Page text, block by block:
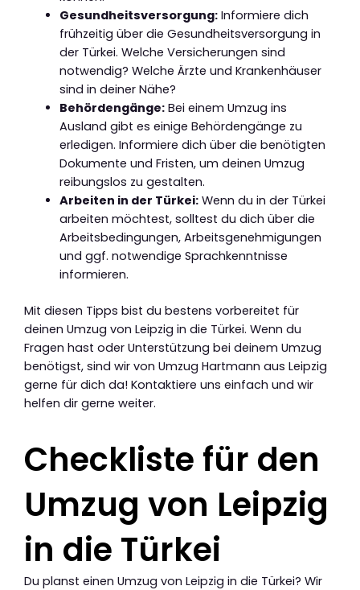
Gesundheitsversorgung:Informiere dich
frühzeitig über die Gesundheitsversorgung in
der Türkei. Welche Versicherungen sind
notwendig? Welche Ärzte und Krankenhäuser
sind in deiner Nähe?
Behördengänge:Bei einem Umzug ins
Ausland gibt es einige Behördengänge zu
erledigen. Informiere dich über die benötigten
Dokumente und Fristen, um deinen Umzug
reibungslos zu gestalten.
Arbeiten in der Türkei:Wenn du in der Türkei
arbeiten möchtest, solltest du dich über die
Arbeitsbedingungen, Arbeitsgenehmigungen
und ggf. notwendige Sprachkenntnisse
informieren.
Mit diesen Tipps bist du bestens vorbereitet für
deinen Umzug von Leipzig in die Türkei. Wenn du
Fragen hast oder Unterstützung bei deinem Umzug
benötigst, sind wir von Umzug Hartmann aus Leipzig
gerne für dich da! Kontaktiere uns einfach und wir
helfen dir gerne weiter.
Checkliste für den
Umzug von Leipzig
in die Türkei
Du planst einen Umzug von Leipzig in die Türkei? Wir